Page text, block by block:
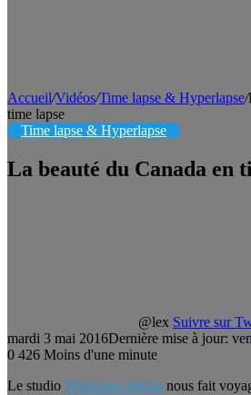
Accueil/Vidéos/Time lapse & Hyperlapse/
time lapse
Time lapse & Hyperlapse
La beauté du Canada en
@lex Suivre sur
mardi 3 mai 2016Dernière mise à jour:
0 426 Moins d'une minute
Le studio Timelapse Media nous fait